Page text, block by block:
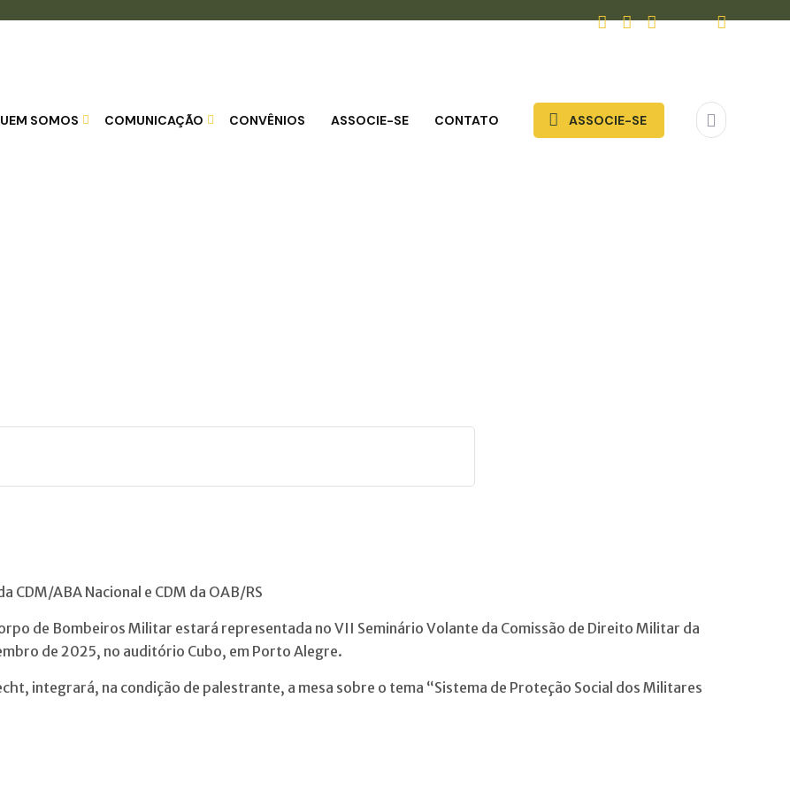
SOMOS COMUNICAÇÃO CONVÊNIOS ASSOCIE-SE CONTATO ASSOCIE-SE
ABA Nacional e CDM da OAB/RS
de Bombeiros Militar estará representada no VII Seminário Volante da Comissão de Direito Militar da
de 2025, no auditório Cubo, em Porto Alegre.
integrará, na condição de palestrante, a mesa sobre o tema “Sistema de Proteção Social dos Militares